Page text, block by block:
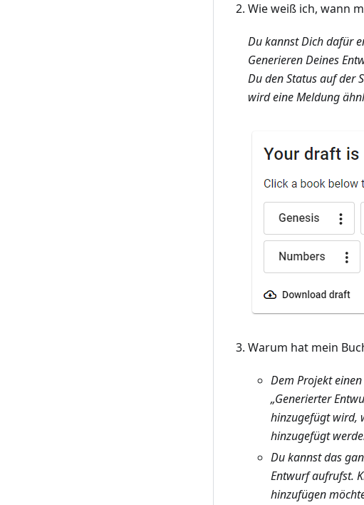
Wie weiß ich, wann
Du kannst Dich dafür
Generieren Deines
Du den Status auf der
wird eine Meldung
Warum hat mein
Dem Projekt
„Generierter
hinzugefügt wird,
hinzugefügt
Du kannst das
Entwurf aufrufst.
hinzufügen